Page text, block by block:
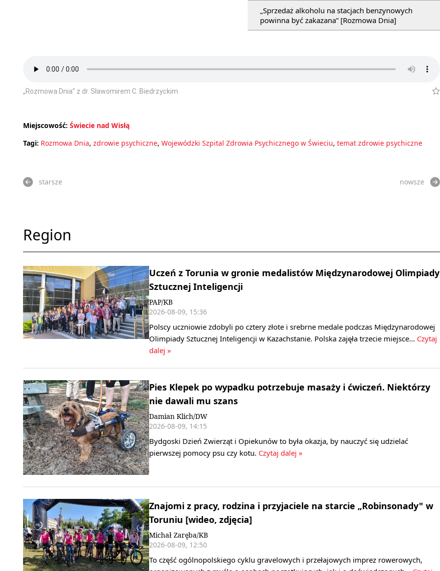
„Sprzedaż alkoholu na stacjach benzynowych
powinna być zakazana” [Rozmowa Dnia]
„Rozmowa Dnia” z dr. Sławomirem C. Biedrzyckim
Miejscowość: Świecie nad Wisłą
Tagi: Rozmowa Dnia, zdrowie psychiczne, Wojewódzki Szpital Zdrowia Psychicznego w Świeciu, temat zdrowie psychiczne
starsze nowsze
Region
Uczeń z Torunia w gronie medalistów Międzynarodowej Olimpiady
Sztucznej Inteligencji
PAP/KB
2026-08-09, 15:36
Polscy uczniowie zdobyli po cztery złote i srebrne medale podczas Międzynarodowej
Olimpiady Sztucznej Inteligencji w Kazachstanie. Polska zajęła trzecie miejsce… Czytaj
dalej »
Pies Klepek po wypadku potrzebuje masaży i ćwiczeń. Niektórzy
nie dawali mu szans
Damian Klich/DW
2026-08-09, 14:15
Bydgoski Dzień Zwierząt i Opiekunów to była okazja, by nauczyć się udzielać
pierwszej pomocy psu czy kotu. Czytaj dalej »
Znajomi z pracy, rodzina i przyjaciele na starcie „Robinsonady" w
Toruniu [wideo, zdjęcia]
Michał Zaręba/KB
2026-08-09, 12:50
To część ogólnopolskiego cyklu gravelowych i przełajowych imprez rowerowych,